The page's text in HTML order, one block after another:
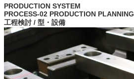
PRODUCTION SYSTEM
PROCESS-02 PRODUCTION PLANNING
工程検討 / 型・設備